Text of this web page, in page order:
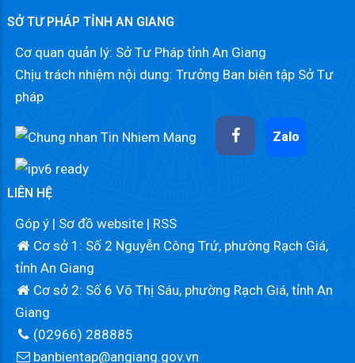
SỞ TƯ PHÁP TỈNH AN GIANG
Cơ quan quản lý: Sở Tư Pháp tỉnh An Giang
Chịu trách nhiệm nội dung: Trưởng Ban biên tập Sở Tư
pháp
Zalo
LIÊN HỆ
Góp ý | Sơ đồ website | RSS
Cơ sở 1: Số 2 Nguyễn Công Trứ, phường Rạch Giá,
tỉnh An Giang
Cơ sở 2: Số 6 Võ Thị Sáu, phường Rạch Giá, tỉnh An
Giang
(02966) 288885
banbientap@angiang.gov.vn